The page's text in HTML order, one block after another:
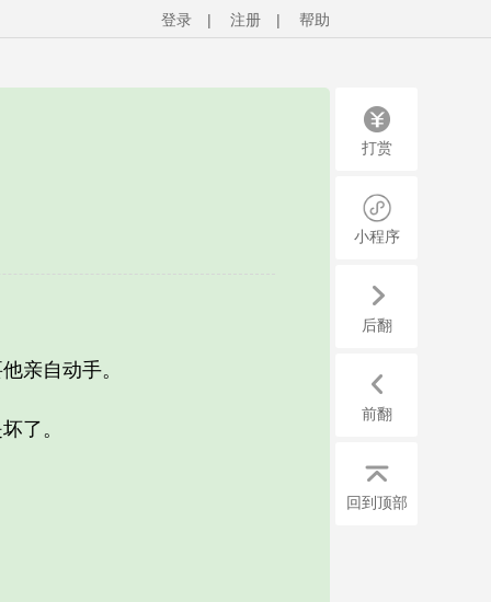
登录 | 注册 | 帮助
亲自动手。
了。
打赏
小程序
后翻
前翻
回到顶部